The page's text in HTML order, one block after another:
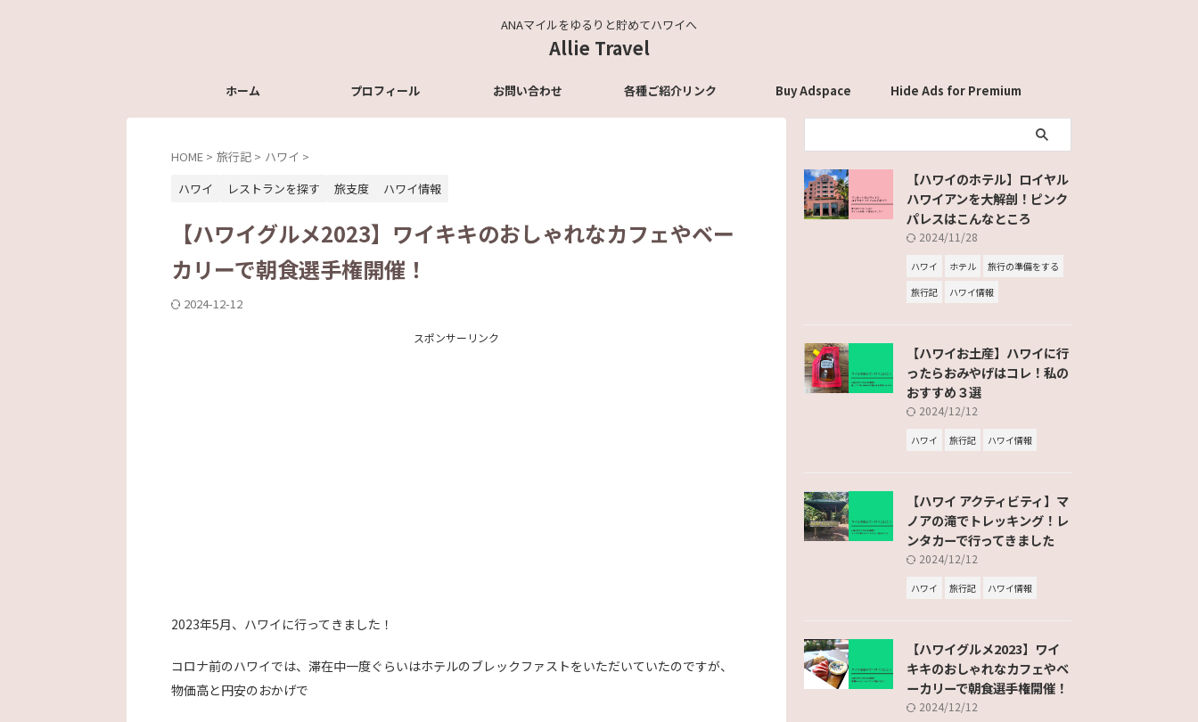
ANAマイルをゆるりと貯めてハワイへ
Allie Travel
ホーム プロフィール お問い合わせ 各種ご紹介リンク Buy Adspace Hide Ads for Premium
HOME > 旅行記 > ハワイ >
ハワイ
レストランを探す 旅支度 ハワイ情報
【ハワイグルメ2023】ワイキキのおしゃれなカフェやベー
カリーで朝食選手権開催！
2024-12-12
スポンサーリンク
2023年5月、ハワイに行ってきました！
コロナ前のハワイでは、滞在中一度ぐらいはホテルのブレックファストをいただいていたのですが、
物価高と円安のおかげで
【ハワイのホテル】ロイヤル
ハワイアンを大解剖！ピンク
パレスはこんなところ
2024/11/28
ハワイ ホテル
旅行の準備をする
旅行記
ハワイ情報
【ハワイお土産】ハワイに行
ったらおみやげはコレ！私の
おすすめ３選
2024/12/12
ハワイ 旅行記 ハワイ情報
【ハワイ アクティビティ】マ
ノアの滝でトレッキング！レ
ンタカーで行ってきました
2024/12/12
ハワイ 旅行記 ハワイ情報
【ハワイグルメ2023】ワイ
キキのおしゃれなカフェやベ
ーカリーで朝食選手権開催！
2024/12/12